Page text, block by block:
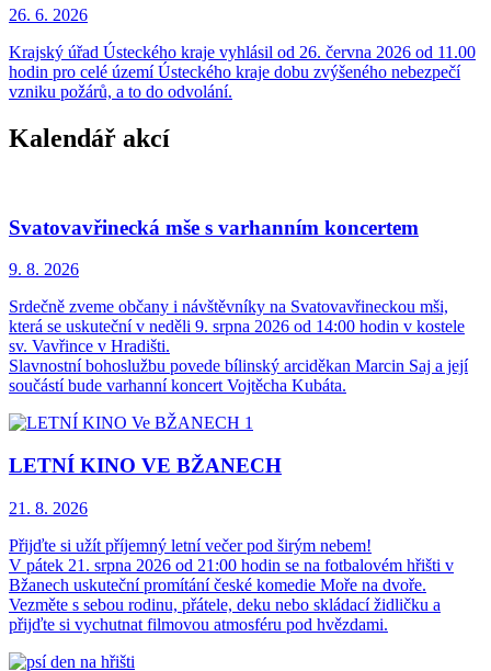
26. 6. 2026
Krajský úřad Ústeckého kraje vyhlásil od 26. června 2026 od 11.00
hodin pro celé území Ústeckého kraje dobu zvýšeného nebezpečí
vzniku požárů, a to do odvolání.
Kalendář akcí
Svatovavřinecká mše s varhanním koncertem
9. 8. 2026
Srdečně zveme občany i návštěvníky na Svatovavřineckou mši,
která se uskuteční v neděli 9. srpna 2026 od 14:00 hodin v kostele
sv. Vavřince v Hradišti.
Slavnostní bohoslužbu povede bílinský arciděkan Marcin Saj a její
součástí bude varhanní koncert Vojtěcha Kubáta.
LETNÍ KINO VE BŽANECH
21. 8. 2026
Přijďte si užít příjemný letní večer pod širým nebem!
V pátek 21. srpna 2026 od 21:00 hodin se na fotbalovém hřišti v
Bžanech uskuteční promítání české komedie Moře na dvoře.
Vezměte s sebou rodinu, přátele, deku nebo skládací židličku a
přijďte si vychutnat filmovou atmosféru pod hvězdami.